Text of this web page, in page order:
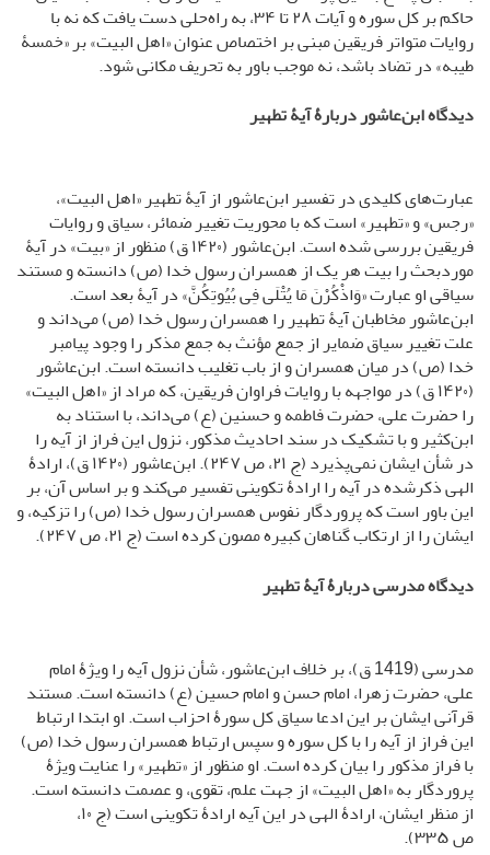
حاکم بر کل سوره و آیات ۲۸ تا ۳۴، به راه‌حلی دست یافت که نه با
روایات متواتر فریقین مبنی بر اختصاص عنوان «اهل ‌البیت» بر «خمسۀ
طیبه» در تضاد باشد، نه موجب باور به تحریف مکانی شود.
دیدگاه ابن‌عاشور دربارۀ آیۀ تطهیر
عبارت‌های کلیدی در تفسیر ابن‌عاشور از آیۀ تطهیر «اهل البیت»،
«رجس» و «تطهیر» است که با محوریت تغییر ضمائر، سیاق و روایات
فریقین بررسی شده است. ابن‌عاشور (۱۴۲۰ ق) منظور از «بیت» در آیۀ
موردبحث را بیت هر یک از همسران رسول خدا (ص) دانسته و مستند
سیاقی او عبارت «وَاذْکُرْنَ مَا یُتْلَى فِی بُیُوتِکُنَّ» در آیۀ بعد است.
ابن‌عاشور مخاطبان آیۀ تطهیر را همسران رسول خدا (ص) می‌داند و
علت تغییر سیاق ضمایر از جمع مؤنث به جمع مذکر را وجود پیامبر
خدا‌ (ص) در میان همسران و از باب تغلیب دانسته است. ابن‌عاشور
(۱۴۲۰ ق) در مواجهه با روایات فراوان فریقین، که مراد از «اهل البیت»
را حضرت علی، حضرت فاطمه و حسنین (ع) می‌داند، با استناد به
ابن‌کثیر و با تشکیک در سند احادیث مذکور، نزول این فراز از آیه را
در شأن ایشان نمی‌پذیرد (ج ۲۱، ص ۲۴۷). ابن‌عاشور (۱۴۲۰ ق)، ارادۀ
الهی ذکرشده در آیه را ارادۀ تکوینی تفسیر می‌کند و بر اساس آن، بر
این باور است که پروردگار نفوس همسران رسول خدا (ص) را تزکیه، و
ایشان را از ارتکاب گناهان کبیره مصون کرده است (ج ۲۱، ص ۲۴۷).
دیدگاه مدرسی دربارۀ آیۀ تطهیر
مدرسی (1419 ق)، بر خلاف ابن‌عاشور، شأن نزول آیه را ویژۀ امام
علی، حضرت زهرا، امام حسن و امام حسین (ع) دانسته است. مستند
قرآنی ایشان بر این ادعا سیاق کل سورۀ احزاب است. او ابتدا ارتباط
این فراز از آیه را با کل سوره و سپس ارتباط همسران رسول خدا (ص)
با فراز مذکور را بیان کرده است. او منظور از «تطهیر» را عنایت ویژۀ
پروردگار به «اهل ‌البیت» از جهت علم، تقوی، و عصمت دانسته است.
از منظر ایشان، ارادۀ الهی در این آیه ارادۀ تکوینی است (ج ۱۰،
ص ۳۳۵).